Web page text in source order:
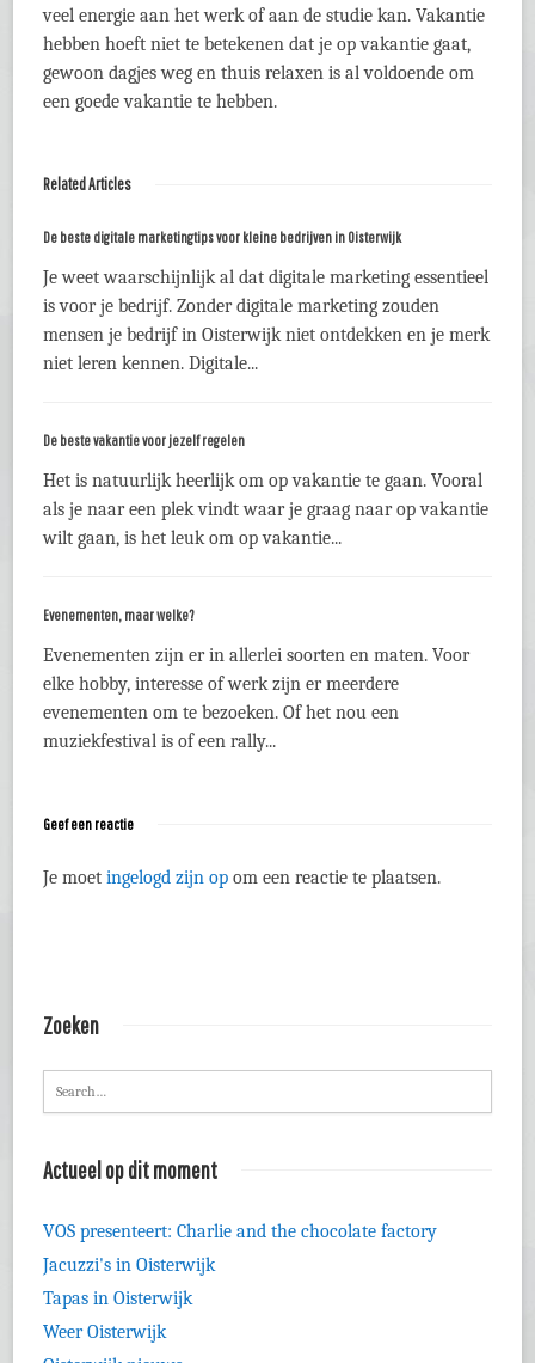
veel energie aan het werk of aan de studie kan. Vakantie
hebben hoeft niet te betekenen dat je op vakantie gaat,
gewoon dagjes weg en thuis relaxen is al voldoende om
een goede vakantie te hebben.
Related Articles
De beste digitale marketingtips voor kleine bedrijven in Oisterwijk
Je weet waarschijnlijk al dat digitale marketing essentieel
is voor je bedrijf. Zonder digitale marketing zouden
mensen je bedrijf in Oisterwijk niet ontdekken en je merk
niet leren kennen. Digitale...
De beste vakantie voor jezelf regelen
Het is natuurlijk heerlijk om op vakantie te gaan. Vooral
als je naar een plek vindt waar je graag naar op vakantie
wilt gaan, is het leuk om op vakantie...
Evenementen, maar welke?
Evenementen zijn er in allerlei soorten en maten. Voor
elke hobby, interesse of werk zijn er meerdere
evenementen om te bezoeken. Of het nou een
muziekfestival is of een rally...
Geef een reactie
Je moetingelogd zijn op om een reactie te plaatsen.
Zoeken
Actueel op dit moment
VOS presenteert: Charlie and the chocolate factory
Jacuzzi's in Oisterwijk
Tapas in Oisterwijk
Weer Oisterwijk